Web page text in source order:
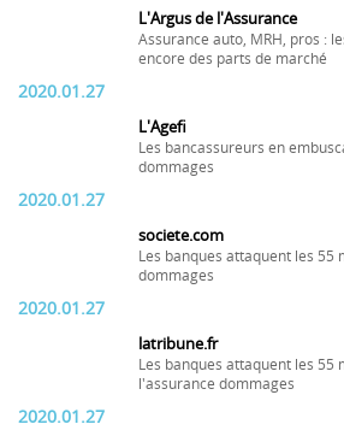
L'Argus de l'Assurance
Assurance auto, MRH, pros :
encore des parts de marché
2020.01.27
L'Agefi
Les bancassureurs en
dommages
2020.01.27
societe.com
Les banques attaquent les 55
dommages
2020.01.27
latribune.fr
Les banques attaquent les 55
l'assurance dommages
2020.01.27